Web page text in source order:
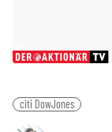
citi DowJones